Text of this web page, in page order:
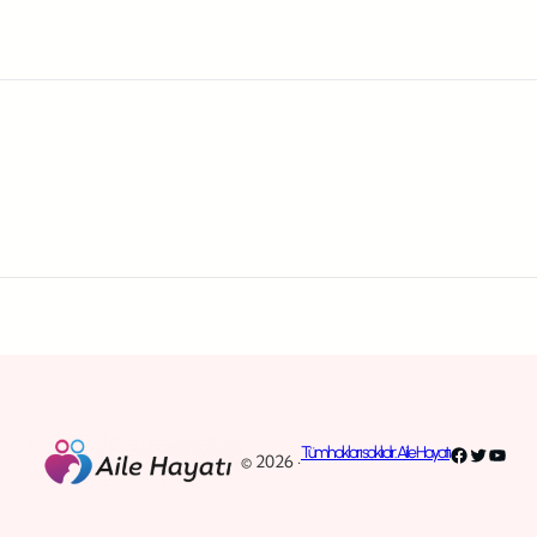
© 2026 ·Tüm hakları saklıdır. Aile HayatıFacebook
Twitter